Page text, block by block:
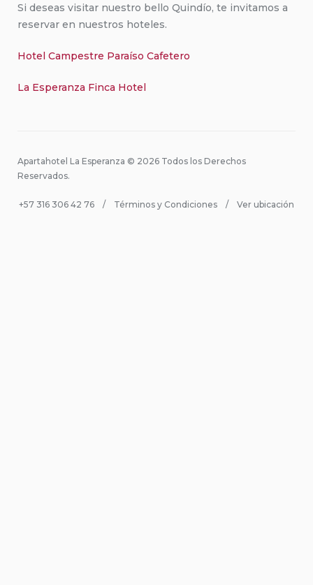
Si deseas visitar nuestro bello Quindío, te invitamos a
reservar en nuestros hoteles.
Hotel Campestre Paraíso Cafetero
La Esperanza Finca Hotel
Apartahotel La Esperanza © 2026 Todos los Derechos
Reservados.
+57 316 306 42 76 Términos y Condiciones Ver ubicación